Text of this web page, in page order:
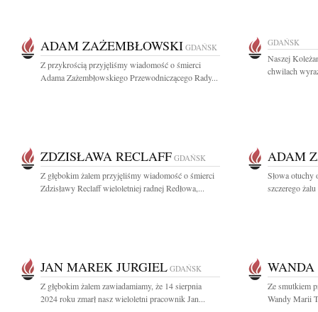
ADAM ZAŻEMBŁOWSKI GDAŃSK
Z przykrością przyjęliśmy wiadomość o śmierci
Adama Zażembłowskiego Przewodniczącego Rady...
GDAŃSK
Naszej
chwilach
ZDZISŁAWA RECLAFF GDAŃSK
Z głębokim żalem przyjęliśmy wiadomość o śmierci
Zdzisławy Reclaff wieloletniej radnej Redłowa,...
ADAM
Słowa otuchy
szczerego
JAN MAREK JURGIEL GDAŃSK
Z głębokim żalem zawiadamiamy, że 14 sierpnia
2024 roku zmarł nasz wieloletni pracownik Jan...
Ze smutkiem
Wandy Marii